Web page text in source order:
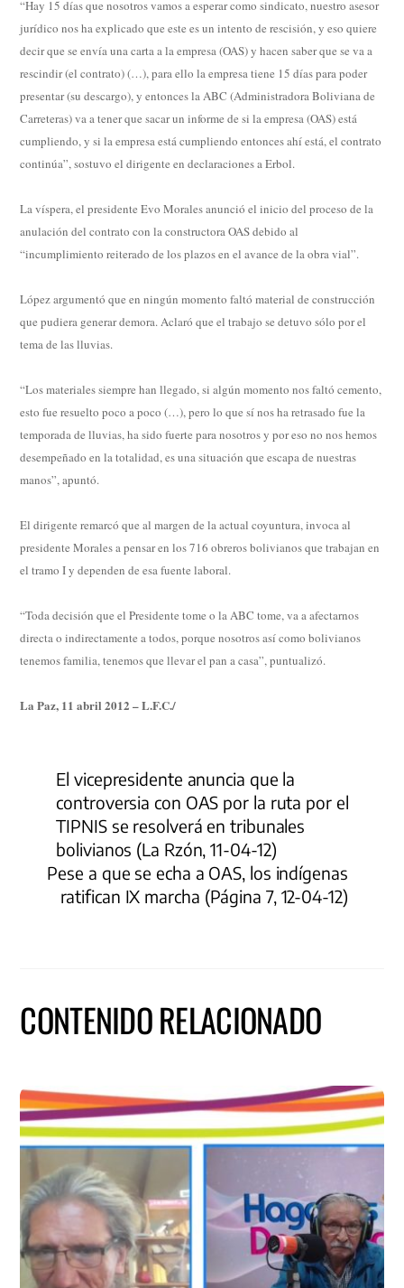
“Hay 15 días que nosotros vamos a esperar como sindicato, nuestro asesor
jurídico nos ha explicado que este es un intento de rescisión, y eso quiere
decir que se envía una carta a la empresa (OAS) y hacen saber que se va a
rescindir (el contrato) (…), para ello la empresa tiene 15 días para poder
presentar (su descargo), y entonces la ABC (Administradora Boliviana de
Carreteras) va a tener que sacar un informe de si la empresa (OAS) está
cumpliendo, y si la empresa está cumpliendo entonces ahí está, el contrato
continúa”, sostuvo el dirigente en declaraciones a Erbol.
La víspera, el presidente Evo Morales anunció el inicio del proceso de la
anulación del contrato con la constructora OAS debido al
“incumplimiento reiterado de los plazos en el avance de la obra vial”.
López argumentó que en ningún momento faltó material de construcción
que pudiera generar demora. Aclaró que el trabajo se detuvo sólo por el
tema de las lluvias.
“Los materiales siempre han llegado, si algún momento nos faltó cemento,
esto fue resuelto poco a poco (…), pero lo que sí nos ha retrasado fue la
temporada de lluvias, ha sido fuerte para nosotros y por eso no nos hemos
desempeñado en la totalidad, es una situación que escapa de nuestras
manos”, apuntó.
El dirigente remarcó que al margen de la actual coyuntura, invoca al
presidente Morales a pensar en los 716 obreros bolivianos que trabajan en
el tramo I y dependen de esa fuente laboral.
“Toda decisión que el Presidente tome o la ABC tome, va a afectarnos
directa o indirectamente a todos, porque nosotros así como bolivianos
tenemos familia, tenemos que llevar el pan a casa”, puntualizó.
La Paz, 11 abril 2012 – L.F.C./
El vicepresidente anuncia que la
controversia con OAS por la ruta por el
TIPNIS se resolverá en tribunales
bolivianos (La Rzón, 11-04-12)
Pese a que se echa a OAS, los indígenas
ratifican IX marcha (Página 7, 12-04-12)
CONTENIDO RELACIONADO